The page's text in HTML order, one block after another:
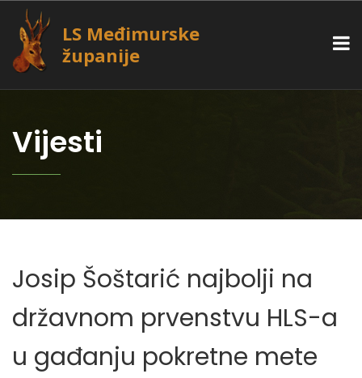
LS Međimurske
županije
Vijesti
Josip Šoštarić najbolji na
državnom prvenstvu HLS-a
u gađanju pokretne mete